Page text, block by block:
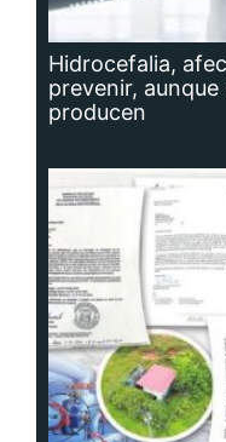
Hidrocefalia,
prevenir, aunque
producen